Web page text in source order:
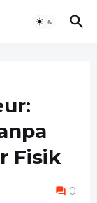
Fisik
0